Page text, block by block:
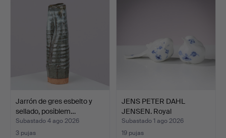
Jarrón de gres esbelto y
sellado, posiblem…
Subastado 4 ago 2026
3 pujas
JENS PETER DAHL
JENSEN. Royal
Copenhagen. …
Subastado 1 ago 2026
19 pujas